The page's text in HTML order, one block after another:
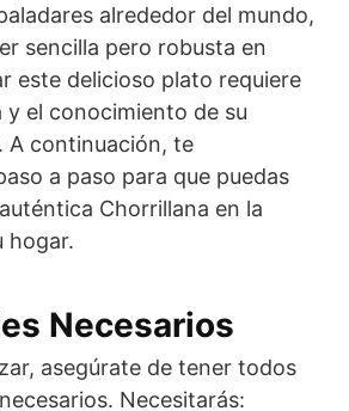
alrededor del mundo,
sencilla pero robusta en
este delicioso plato requiere
el conocimiento de su
A continuación, te
a paso para que puedas
Chorrillana en la
hogar.
Necesarios
asegúrate de tener todos
Necesitarás: